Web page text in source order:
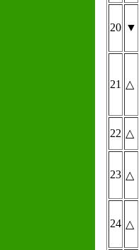
20 ▼
21 △
22 △
23 △
24 △